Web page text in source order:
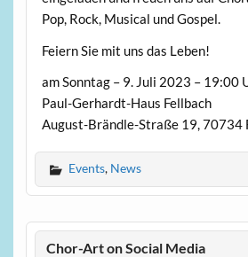
Pop, Rock, Musical und Gospel.
Feiern Sie mit uns das Leben!
am Sonntag – 9. Juli 2023 – 19:00
Paul-Gerhardt-Haus Fellbach
August-Brändle-Straße 19, 70734
Events, News
Chor-Art on Social Media